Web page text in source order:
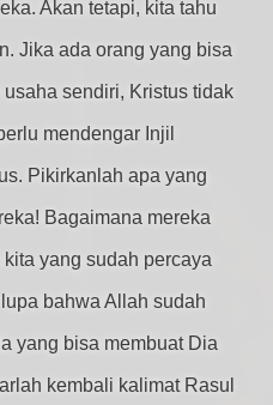
Akan tetapi, kita tahu
Jika ada orang yang bisa
sendiri, Kristus tidak
mendengar Injil
Pikirkanlah apa yang
Bagaimana mereka
yang sudah percaya
bahwa Allah sudah
yang bisa membuat Dia
kembali kalimat Rasul